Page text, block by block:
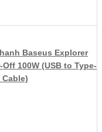
Baseus Explorer
100W (USB to Type-